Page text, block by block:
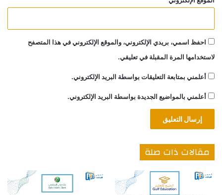
احفظ اسمي، بريدي الإلكتروني، والموقع الإلكتروني في هذا المتصفح
لاستخدامها المرة المقبلة في تعليقي.
أعلمني بمتابعة التعليقات بواسطة البريد الإلكتروني.
أعلمني بالمواضيع الجديدة بواسطة البريد الإلكتروني.
مقالات ذات صلة